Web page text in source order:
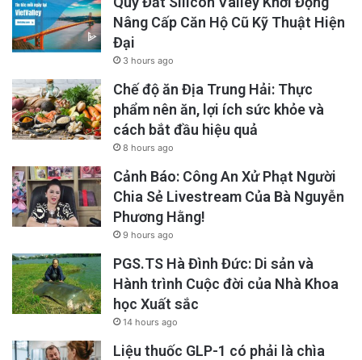
Nâng Cấp Căn Hộ Cũ Kỹ Thuật Hiện
Đại
3 hours ago
Chế độ ăn Địa Trung Hải: Thực
phẩm nên ăn, lợi ích sức khỏe và
cách bắt đầu hiệu quả
8 hours ago
Cảnh Báo: Công An Xử Phạt Người
Chia Sẻ Livestream Của Bà Nguyễn
Phương Hằng!
9 hours ago
PGS.TS Hà Đình Đức: Di sản và
Hành trình Cuộc đời của Nhà Khoa
học Xuất sắc
14 hours ago
Liệu thuốc GLP-1 có phải là chìa